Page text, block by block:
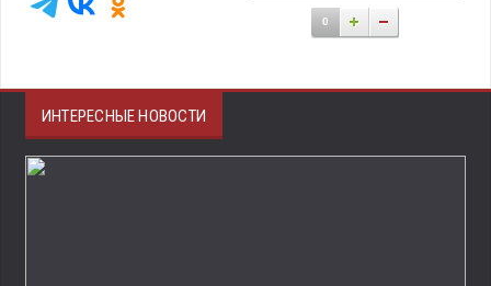
0
ИНТЕРЕСНЫЕ НОВОСТИ